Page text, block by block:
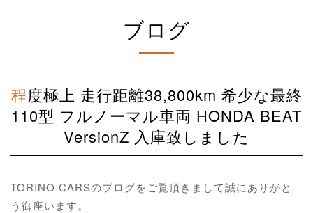
ブログ
程度極上 走行距離38,800km 希少な最終
110型 フルノーマル車両 HONDA BEAT
VersionZ 入庫致しました
TORINO CARSのブログをご覧頂きまして誠にありがと
う御座います。